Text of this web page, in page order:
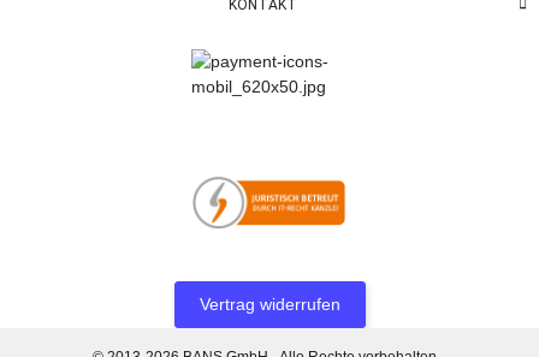
KONTAKT
Vertrag widerrufen